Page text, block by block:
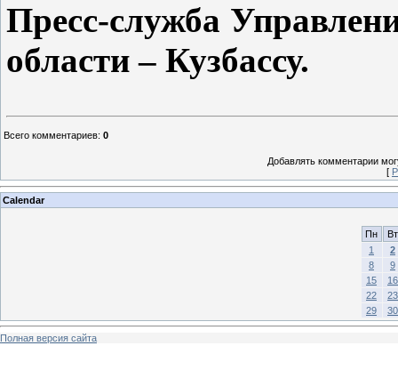
Пресс-служба
области – Кузбассу.
Всего комментариев: 0
Добавлять комментарии
[
Calendar
Пн
Вт
1
2
8
9
15
16
22
23
29
30
Полная версия сайта